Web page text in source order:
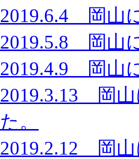
2019.6.4 岡山
2019.5.8 岡山
2019.4.9 岡山
2019.3.13 岡
た。
2019.2.12 岡